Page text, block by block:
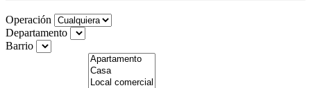
Operación
Departamento
Barrio